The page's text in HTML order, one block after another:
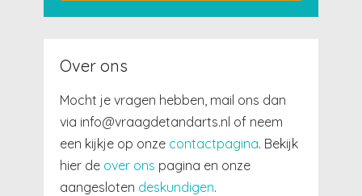
Over ons
Mocht je vragen hebben, mail ons dan
via info@vraagdetandarts.nl of neem
een kijkje op onze contactpagina. Bekijk
hier de over ons pagina en onze
aangesloten deskundigen.